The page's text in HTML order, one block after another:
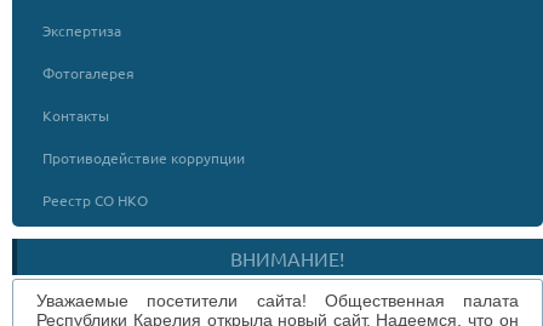
Экспертиза
Фотогалерея
Контакты
Противодействие коррупции
Реестр СО НКО
ВНИМАНИЕ!
Уважаемые посетители сайта! Общественная палата
Республики Карелия открыла новый сайт. Надеемся, что он